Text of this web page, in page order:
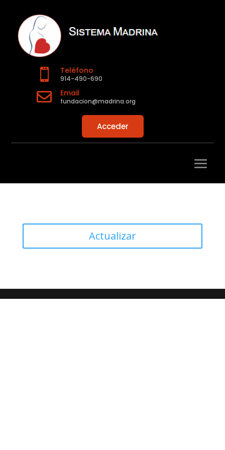
 Teléfono
914-490-690
 Email
fundacion@madrina.org
Acceder
Actualizar